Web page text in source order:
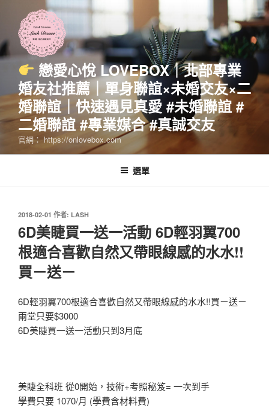
要
戀愛心悅 LOVEBOX｜北部專業
婚友社推薦｜單身聯誼×未婚交友×二
婚聯誼｜快速遇見真愛 #未婚聯誼 #
二婚聯誼 #專業媒合 #真誠交友
官網： https://onlovebox.com
選單
發
於
2018-02-01 作者: LASH
6D美睫買一送一活動 6D輕羽翼700
根適合喜歡自然又帶眼線感的水水!!
買ㄧ送ㄧ
6D輕羽翼700根適合喜歡自然又帶眼線感的水水!!買ㄧ送ㄧ
兩堂只要$3000
6D美睫買一送一活動只到3月底
美睫全科班 從0開始，技術+考照秘笈= 一次到手
學費只要 1070/月 (學費含材料費)